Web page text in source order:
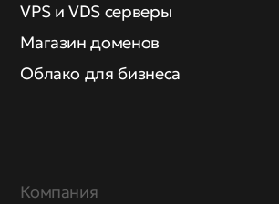
VPS и VDS серверы
Магазин доменов
Облако для бизнеса
Компания